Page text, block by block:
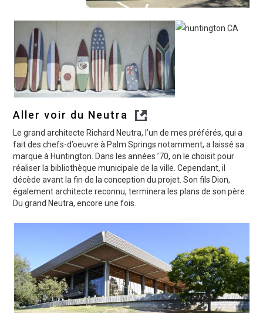
Aller voir du Neutra
Le grand architecte Richard Neutra, l’un de mes préférés, qui a
fait des chefs-d’oeuvre à Palm Springs notamment, a laissé sa
marque à Huntington. Dans les années ’70, on le choisit pour
réaliser la bibliothèque municipale de la ville. Cependant, il
décède avant la fin de la conception du projet. Son fils Dion,
également architecte reconnu, terminera les plans de son père.
Du grand Neutra, encore une fois.